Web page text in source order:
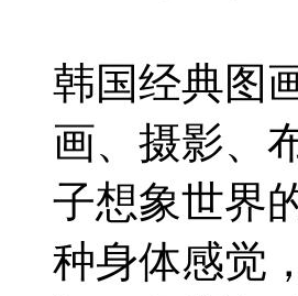
韩国经典图
画、摄影、
子想象世界
种身体感觉